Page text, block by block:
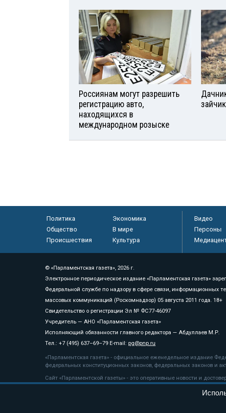
Россиянам могут разрешить
регистрацию авто,
находящихся в
международном розыске
Политика
Экономика
Общество
В мире
Происшествия
Культура
Видео
Персоны
© «Парламентская газета», 2026 г.
Электронное периодическое издание «Парламентская газета»
Федеральной службе по надзору в сфере связи, информационных
массовых коммуникаций (Роскомнадзор) 05 августа 2011 года. 18+
Свидетельство о регистрации Эл № ФС77-46097
Учредитель — АНО «Парламентская газета»
Исполняющий обязанности главного редактора — Абдуллаев М.Р.
Тел.: +7 (495) 637–69–79 E-mail: pg@pnp.ru
«Парламентская газета» - официальное еженедельное издание
федеральных конституционных законов, федеральных законов и
Сайт «Парламентской газеты» - это оперативные новости и
«Парламентской газеты» активная ссылка на pnp.ru обязательна.
рекомендательные